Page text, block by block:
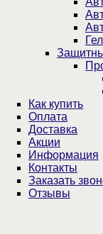
Как купить
Оплата
Доставка
Акции
Информация
Контакты
Заказать
Отзывы